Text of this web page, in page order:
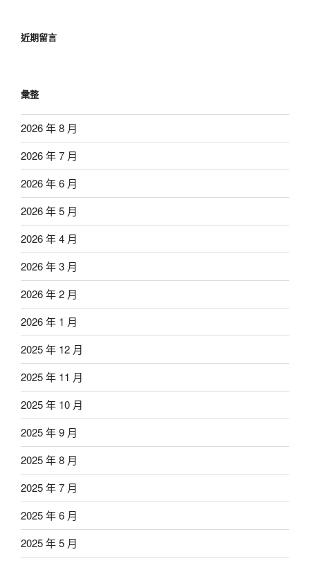
近期留言
彙整
2026 年 8 月
2026 年 7 月
2026 年 6 月
2026 年 5 月
2026 年 4 月
2026 年 3 月
2026 年 2 月
2026 年 1 月
2025 年 12 月
2025 年 11 月
2025 年 10 月
2025 年 9 月
2025 年 8 月
2025 年 7 月
2025 年 6 月
2025 年 5 月